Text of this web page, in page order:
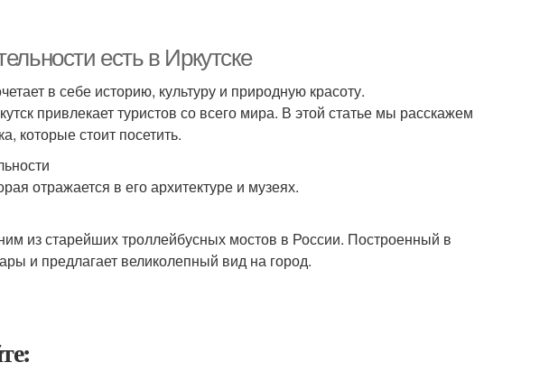
есть в Иркутске
в себе историю, культуру и природную красоту.
привлекает туристов со всего мира. В этой статье мы расскажем
которые стоит посетить.
отражается в его архитектуре и музеях.
из старейших троллейбусных мостов в России. Построенный в
и предлагает великолепный вид на город.